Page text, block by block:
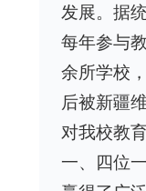
发展。据
每年参与
余所学校
后被新疆
对我校教
一、四位